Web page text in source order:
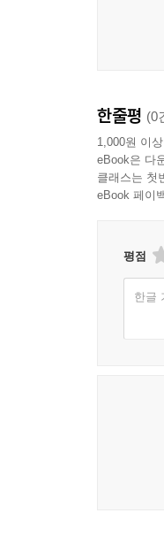
한줄평 (0
1,000원 이
eBook은 다
클래스는 첫
eBook 페이
평점
한글